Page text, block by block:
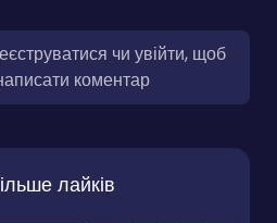
чи увійти, щоб
коментар
лайків